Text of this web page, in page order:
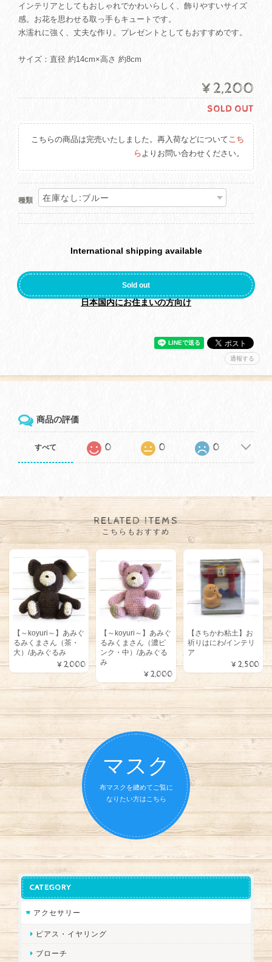
インテリアとしてもおしゃれでかわいらしく、飾りやすいサイズ
感。お花を思わせる取っ手もキュートです。
水濡れに強く、丈夫な作り。プレゼントとしてもおすすめです。
サイズ：直径 約14cm×高さ 約8cm
¥2,200
SOLD OUT
こちらの商品は完売いたしました。再入荷などについてこち
らよりお問い合わせください。
種類
International shipping available
Sold out
日本国内にお住まいの方向け
通報する
商品の評価
すべて 0 0 0
RELATED ITEMS
こちらもおすすめ
【～koyuri～】あみぐ
るみくまさん（茶・
大）/あみぐるみ
¥2,000
【～koyuri～】あみぐ
るみくまさん（濃ピ
ンク・中）/あみぐる
み
¥2,000
【さちかわ粘土】お
祈りはにわ/インテリ
ア
¥2,500
マスク
布マスクを纏めてご覧に
なりたい方はこちら
CATEGORY
アクセサリー
ピアス・イヤリング
ブローチ